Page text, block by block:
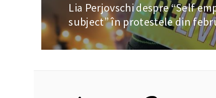
articole
Previous
post:
Lia Perjovschi despre “Self
subject” în protestele din